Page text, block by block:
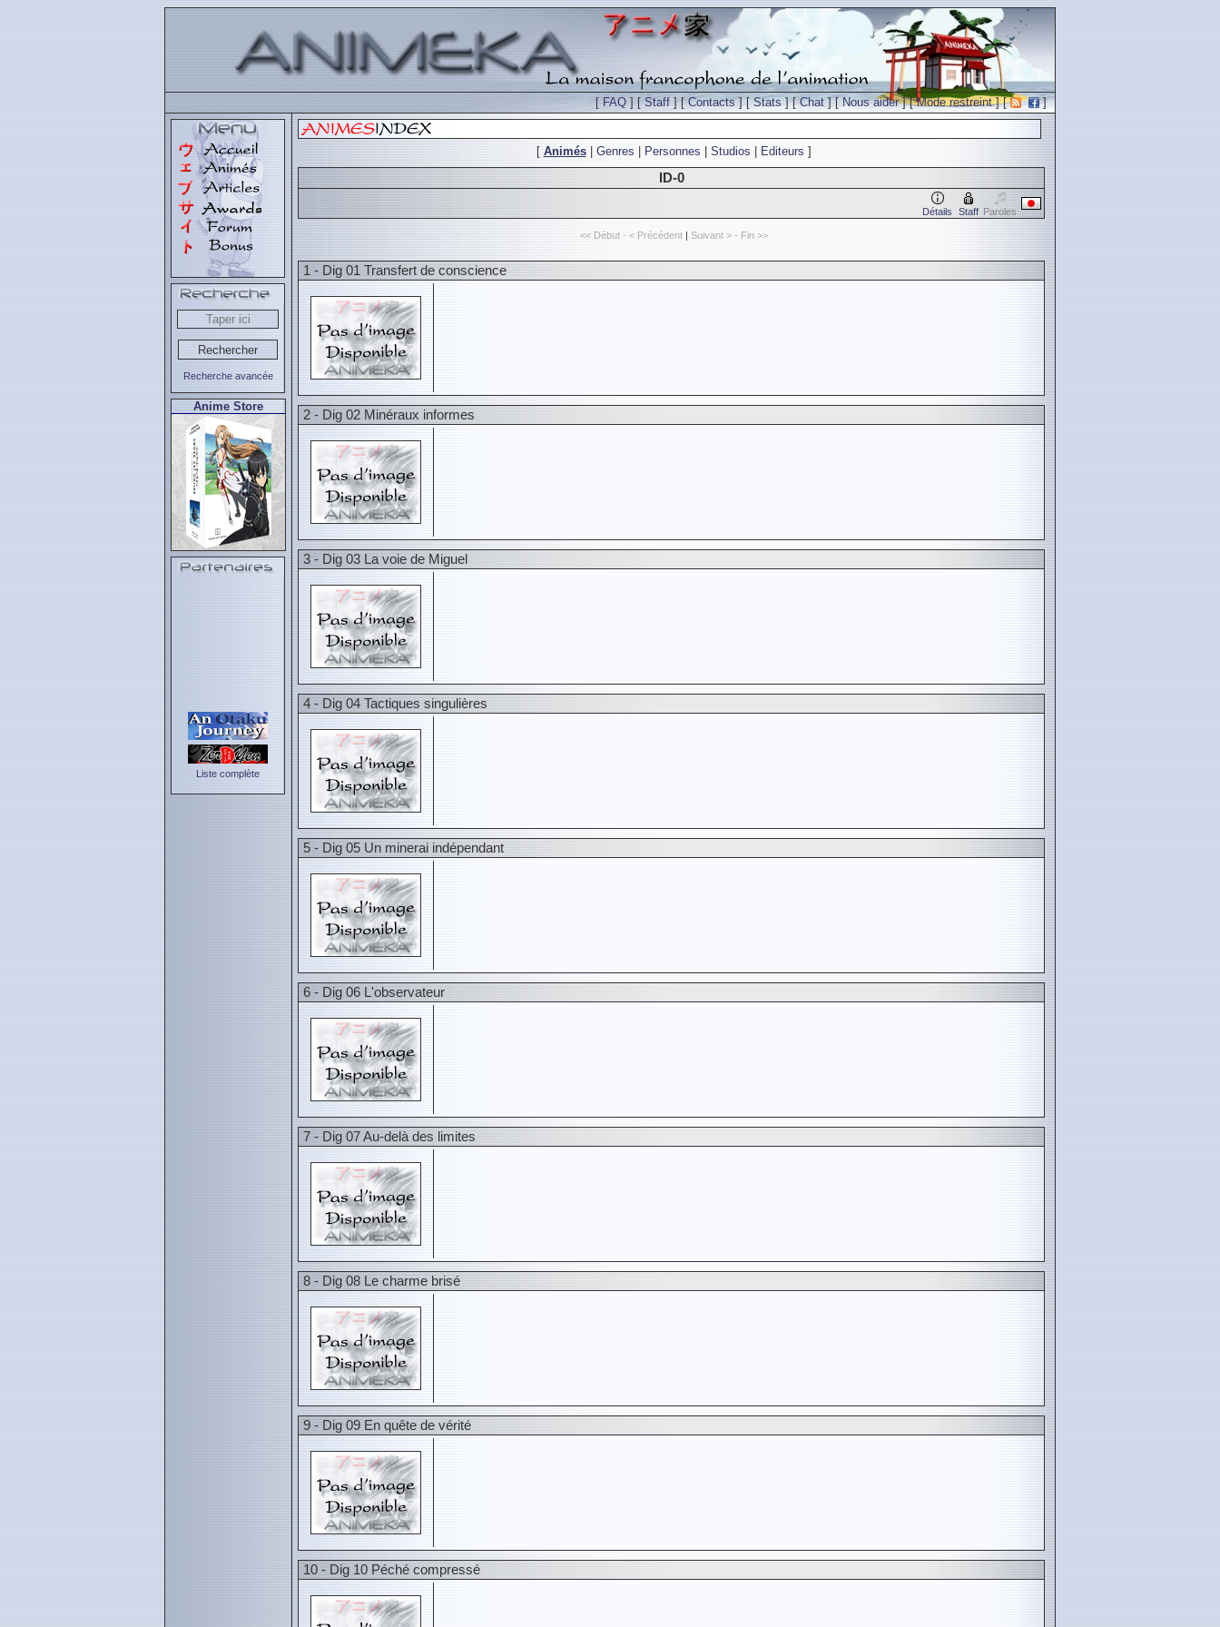
[FAQ ] [Staff ] [Contacts] [Stats] [Chat] [Nous aider] [Mode restreint] [ ]
Recherche avancée
Anime Store
Liste complète
[ Animés| Genres Personnes Studios Editeurs ]
ID-0
Détails Staff Paroles
<< Début - < Précédent | Suivant > - Fin >>
1 - Dig 01 Transfert de conscience
2 - Dig 02 Minéraux informes
3 - Dig 03 La voie de Miguel
4 - Dig 04 Tactiques singulières
5 - Dig 05 Un minerai indépendant
6 - Dig 06 L'observateur
7 - Dig 07 Au-delà des limites
8 - Dig 08 Le charme brisé
9 - Dig 09 En quête de vérité
10 - Dig 10 Péché compressé